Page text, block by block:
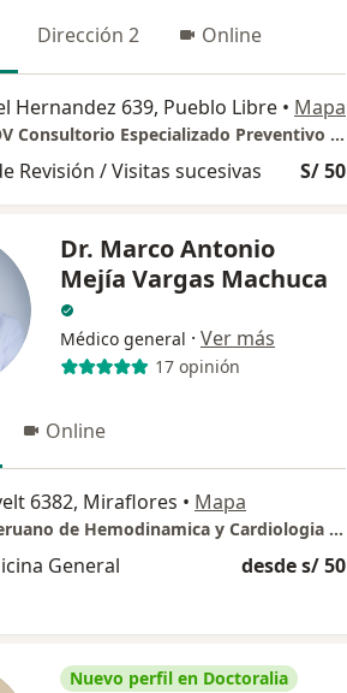
Dirección 2 Online
Hernandez 639, Pueblo Libre • Mapa
GASTROLIOV Consultorio Especializado Preventivo Gastroenterologico
Revisión / Visitas sucesivas S/ 50
Dr. Marco Antonio
Mejía Vargas Machuca
Médico general · Ver más
17 opinión
Online
6382, Miraflores • Mapa
Instituto Peruano de Hemodinamica y Cardiologia Intervencionista IPHCI
General desde s/ 50
Nuevo perfil en Doctoralia